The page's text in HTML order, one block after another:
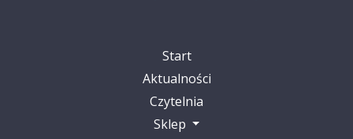
Start
Aktualności
Czytelnia
Sklep